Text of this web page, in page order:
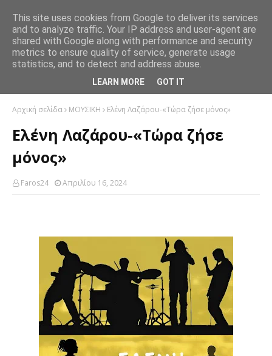
Αρχική σελίδα ΜΟΥΣΙΚΗ Ελένη Λαζάρου-«Τώρα ζήσε μόνος»
Ελένη Λαζάρου-«Τώρα ζήσε
μόνος»
Faros24 Απριλίου 16, 2024
This site uses cookies from Google to deliver its services
and to analyze traffic. Your IP address and user-agent are
shared with Google along with performance and security
metrics to ensure quality of service, generate usage
statistics, and to detect and address abuse.
LEARN MORE GOT IT